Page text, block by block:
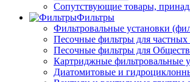
Сопутствующие товары,
Фильтры
Фильтровальные установки
Песочные фильтры для частных
Песочные фильтры для
Картриджные фильтровальные
Диатомитовые и